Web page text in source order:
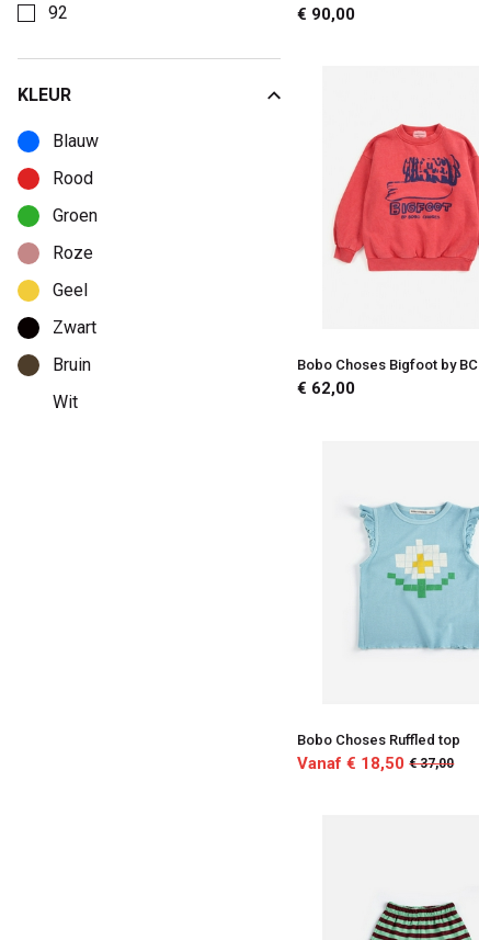
92
KLEUR
Blauw
Rood
Groen
Roze
Geel
Zwart
Bruin
Wit
€ 90,00
Bobo Choses Bigfoot by BC
€ 62,00
Bobo Choses Ruffled top
Vanaf € 18,50 € 37,00